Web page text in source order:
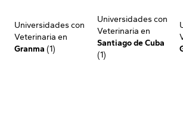
Universidades con
Veterinaria en
Granma (1)
Universidades con
Veterinaria en
Santiago de Cuba
(1)